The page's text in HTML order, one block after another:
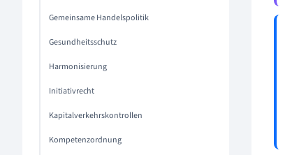
Gemeinsame Handelspolitik
Gesundheitsschutz
Harmonisierung
Initiativrecht
Kapitalverkehrskontrollen
Kompetenzordnung